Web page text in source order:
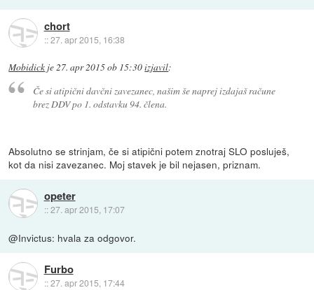
chort
::27. apr 2015, 16:38
Mobidick je27. apr 2015 ob 15:30izjavil:
Če si atipični davčni zavezanec, našim še naprej izdajaš račune
brez DDV po 1. odstavku 94. člena.
Absolutno se strinjam, če si atipični potem znotraj SLO posluješ,
kot da nisi zavezanec. Moj stavek je bil nejasen, priznam.
opeter
::27. apr 2015, 17:07
@Invictus: hvala za odgovor.
Furbo
::27. apr 2015, 17:44